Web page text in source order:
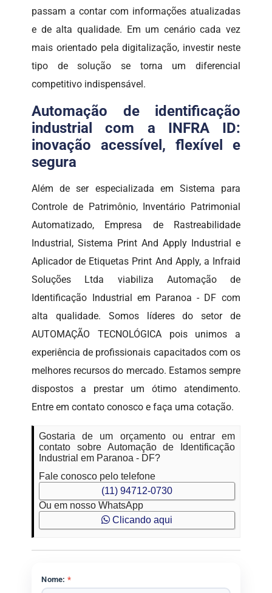
passam a contar com informações atualizadas
e de alta qualidade. Em um cenário cada vez
mais orientado pela digitalização, investir neste
tipo de solução se torna um diferencial
competitivo indispensável.
Automação de identificação
industrial com a INFRA ID:
inovação acessível, flexível e
segura
Além de ser especializada em Sistema para
Controle de Patrimônio, Inventário Patrimonial
Automatizado, Empresa de Rastreabilidade
Industrial, Sistema Print And Apply Industrial e
Aplicador de Etiquetas Print And Apply, a Infraid
Soluções Ltda viabiliza Automação de
Identificação Industrial em Paranoa - DF com
alta qualidade. Somos líderes do setor de
AUTOMAÇÃO TECNOLÓGICA pois unimos a
experiência de profissionais capacitados com os
melhores recursos do mercado. Estamos sempre
dispostos a prestar um ótimo atendimento.
Entre em contato conosco e faça uma cotação.
Gostaria de um orçamento ou entrar em
contato sobre Automação de Identificação
Industrial em Paranoa - DF?
Fale conosco pelo telefone
(11) 94712-0730
Ou em nosso WhatsApp
Clicando aqui
Nome: *